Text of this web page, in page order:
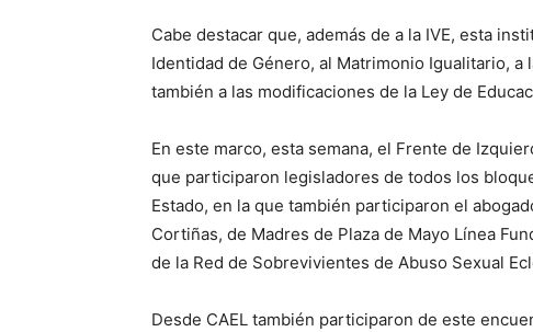
Cabe destacar que, además de a la IVE, esta
Identidad de Género, al Matrimonio Igualitario,
también a las modificaciones de la Ley de
En este marco, esta semana, el Frente de
que participaron legisladores de todos los
Estado, en la que también participaron el
Cortiñas, de Madres de Plaza de Mayo Línea
de la Red de Sobrevivientes de Abuso Sexual
Desde CAEL también participaron de este